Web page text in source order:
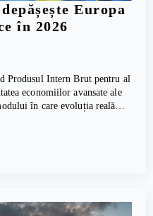
Europa
în 2026
Produsul Intern Brut pentru al
economiilor avansate ale
în care evoluția reală…